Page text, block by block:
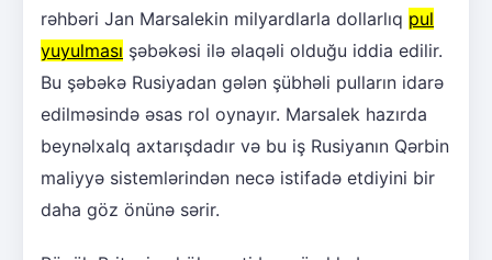
rəhbəri Jan Marsalekin milyardlarla dollarlıq pul
yuyulması şəbəkəsi ilə əlaqəli olduğu iddia edilir.
Bu şəbəkə Rusiyadan gələn şübhəli pulların idarə
edilməsində əsas rol oynayır. Marsalek hazırda
beynəlxalq axtarışdadır və bu iş Rusiyanın Qərbin
maliyyə sistemlərindən necə istifadə etdiyini bir
daha göz önünə sərir.